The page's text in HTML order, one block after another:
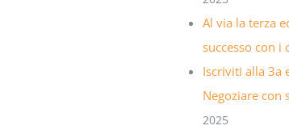
Al via la terza
successo con i
Iscriviti alla 3a
Negoziare con
2025